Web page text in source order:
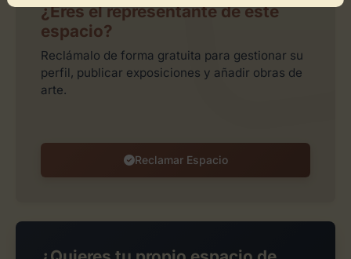
¿Eres el representante de este
espacio?
Reclámalo de forma gratuita para gestionar su
perfil, publicar exposiciones y añadir obras de
arte.
Reclamar Espacio